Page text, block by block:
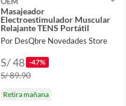
Masajeador
Electroestimulador Muscular
Relajante TENS Portátil
Por DesQbre Novedades Store
S/ 48 -47%
S/ 89.90
Retira mañana